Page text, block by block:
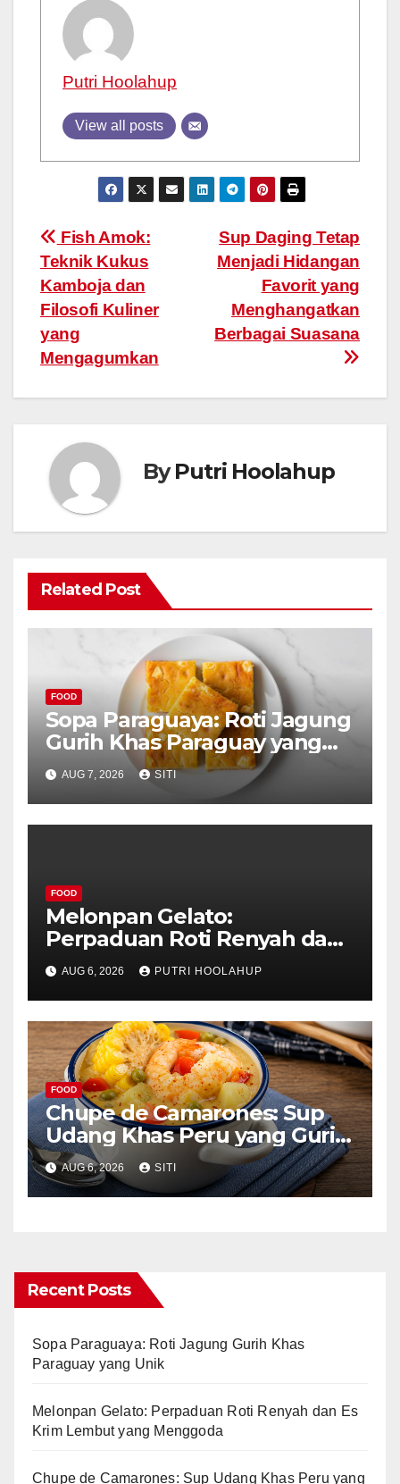
Putri Hoolahup
View all posts
Post
navigation
Sup Daging Tetap
Menjadi Hidangan
Favorit yang
Menghangatkan
Berbagai Suasana
Fish Amok:
Teknik Kukus
Kamboja dan
Filosofi Kuliner
yang
Mengagumkan
ByPutri Hoolahup
Related Post
FOOD
Sopa Paraguaya: Roti Jagung
Gurih Khas Paraguay yang
Unik
AUG 7, 2026 SITI
FOOD
Melonpan Gelato:
Perpaduan Roti Renyah dan
Es Krim Lembut yang
Menggoda
AUG 6, 2026 PUTRI HOOLAHUP
FOOD
Chupe de Camarones: Sup
Udang Khas Peru yang Gurih
Lezat
AUG 6, 2026 SITI
Recent Posts
Sopa Paraguaya: Roti Jagung Gurih Khas
Paraguay yang Unik
Melonpan Gelato: Perpaduan Roti Renyah dan Es
Krim Lembut yang Menggoda
Chupe de Camarones: Sup Udang Khas Peru yang